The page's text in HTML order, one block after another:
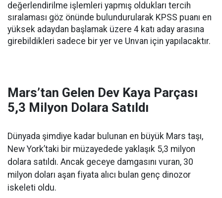
değerlendirilme işlemleri yapmış oldukları tercih
sıralaması göz önünde bulundurularak KPSS puanı en
yüksek adaydan başlamak üzere 4 katı aday arasına
girebildikleri sadece bir yer ve Unvan için yapılacaktır.
Mars’tan Gelen Dev Kaya Parçası
5,3 Milyon Dolara Satıldı
Dünyada şimdiye kadar bulunan en büyük Mars taşı,
New York’taki bir müzayedede yaklaşık 5,3 milyon
dolara satıldı. Ancak geceye damgasını vuran, 30
milyon doları aşan fiyata alıcı bulan genç dinozor
iskeleti oldu.